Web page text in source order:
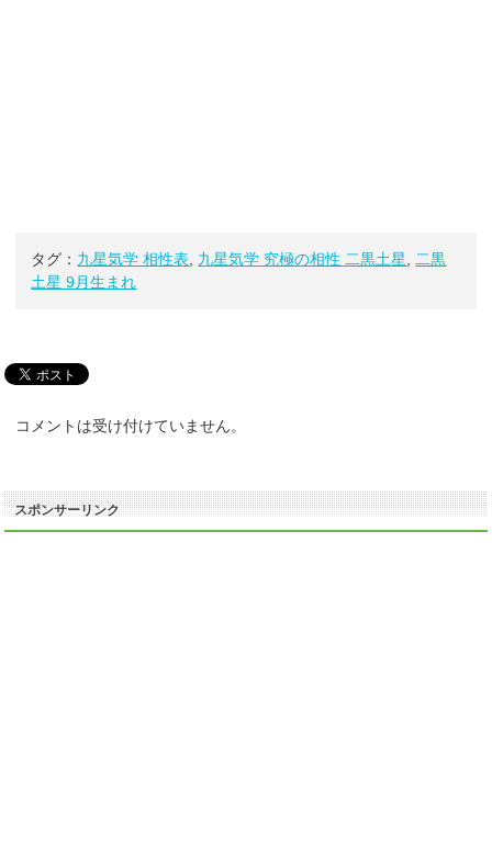
タグ： 九星気学 相性表 九星気学 究極の相性 二黒土星
二黒
土星 9月生まれ
コメントは受け付けていません。
スポンサーリンク